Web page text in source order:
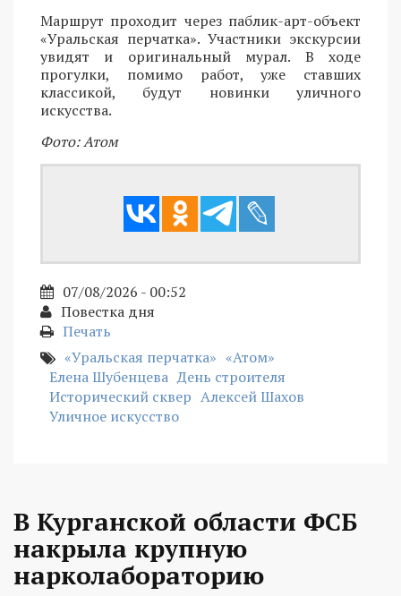
Маршрут проходит через паблик-арт-объект
«Уральская перчатка». Участники экскурсии
увидят и оригинальный мурал. В ходе
прогулки, помимо работ, уже ставших
классикой, будут новинки уличного
искусства.
Фото: Атом
07/08/2026 - 00:52
Повестка дня
Печать
«Уральская перчатка» «Атом»
Елена Шубенцева День строителя
Исторический сквер Алексей Шахов
Уличное искусство
В Курганской области ФСБ
накрыла крупную
нарколабораторию